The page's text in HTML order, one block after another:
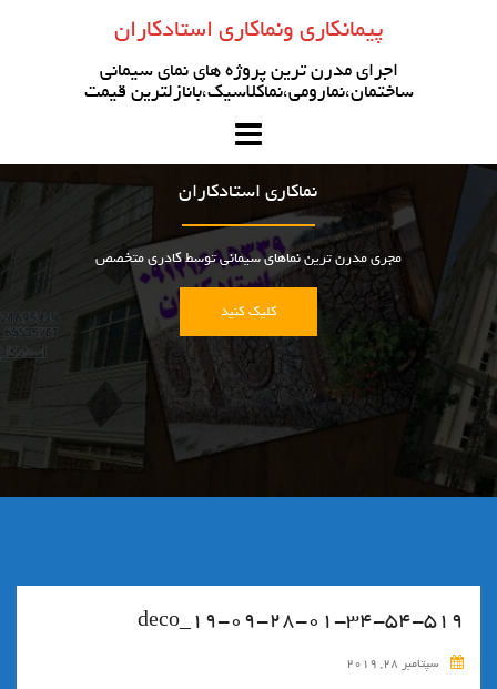
پیمانکاری ونماکاری استادکاران
اجرای مدرن ترین پروژه های نمای سیمانی
ساختمان،نمارومی،نماکلاسیک،بانازلترین قیمت
نماکاری استادکاران
مجری مدرن ترین نماهای سیمانی توسط کادری متخصص
کلیک کنید
۱۹-۰۹-۲۸-۰۱-۳۴-۵۴-۵۱۹_deco
سپتامبر 28, 2019